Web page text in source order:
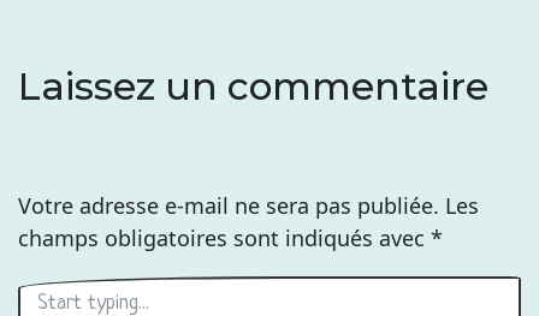
Laissez un commentaire
Votre adresse e-mail ne sera pas publiée. Les
champs obligatoires sont indiqués avec *